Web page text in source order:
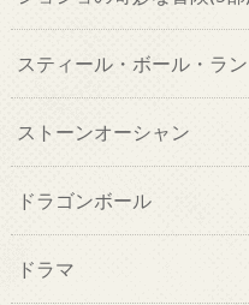
ハズビンホテルへようこそ
ビジネスジャンプ
ユニコーンガンダム
作家・作者